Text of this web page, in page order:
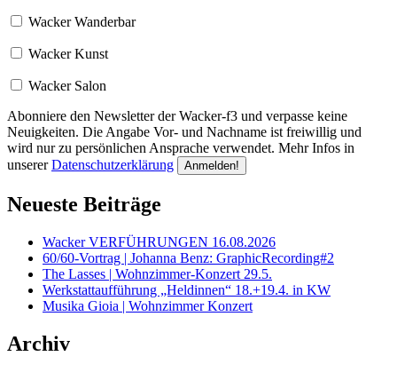
Wacker Wanderbar
Wacker Kunst
Wacker Salon
Abonniere den Newsletter der Wacker-f3 und verpasse keine
Neuigkeiten. Die Angabe Vor- und Nachname ist freiwillig und
wird nur zu persönlichen Ansprache verwendet. Mehr Infos in
unsererDatenschutzerklärung
Neueste Beiträge
Wacker VERFÜHRUNGEN 16.08.2026
60/60-Vortrag | Johanna Benz: GraphicRecording#2
The Lasses | Wohnzimmer-Konzert 29.5.
Werkstattaufführung „Heldinnen“ 18.+19.4. in KW
Musika Gioia | Wohnzimmer Konzert
Archiv